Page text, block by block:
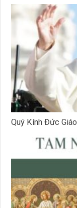
Quý Kính Đức